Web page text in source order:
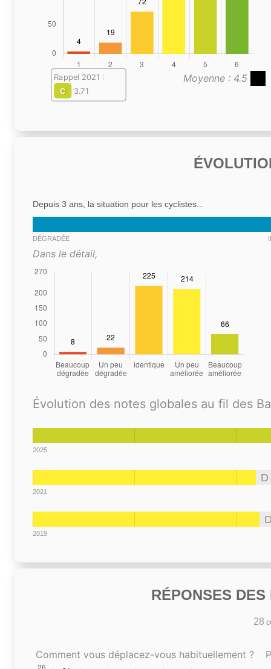
Moyenne : 4.5
Rappel 2021 :
C
3.71
Depuis 3 ans, la situation pour les cyclistes...
DÉGRADÉE
Dans le détail,
Évolution des notes globales au fil des
2025
D
2021
2019
RÉPONSES
28
Comment vous déplacez-vous habituellement ?